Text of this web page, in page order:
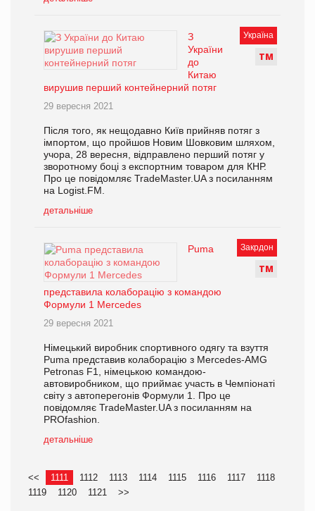
Україна
ТМ
З
України
до
Китаю
вирушив перший контейнерний потяг
29 вересня 2021
Після того, як нещодавно Київ прийняв потяг з
імпортом, що пройшов Новим Шовковим шляхом,
учора, 28 вересня, відправлено перший потяг у
зворотному боці з експортним товаром для КНР.
Про це повідомляє TradeMaster.UA з посиланням
на Logist.FM.
детальніше
Закрдон
ТМ
Puma
представила колаборацію з командою
Формули 1 Mercedes
29 вересня 2021
Німецький виробник спортивного одягу та взуття
Puma представив колаборацію з Mercedes-AMG
Petronas F1, німецькою командою-
автовиробником, що приймає участь в Чемпіонаті
світу з автоперегонів Формули 1. Про це
повідомляє TradeMaster.UA з посиланням на
PROfashion.
детальніше
<< 1111 1112 1113 1114 1115 1116 1117
1118
1119
1120 1121 >>